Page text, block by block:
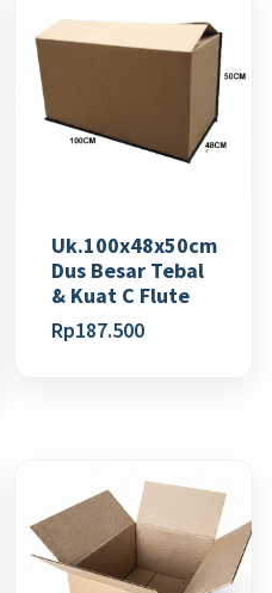
Uk.100x48x50cm
Dus Besar Tebal
& Kuat C Flute
Rp187.500